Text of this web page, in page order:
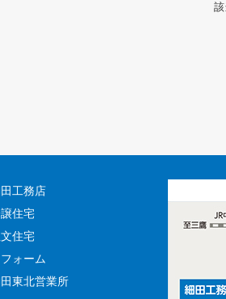
工務店
住宅
住宅
フォーム
東北営業所